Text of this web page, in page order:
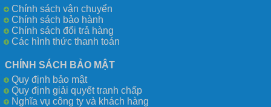
Chính sách vận chuyển
Chính sách bảo hành
Chính sách đổi trả hàng
Các hình thức thanh toán
CHÍNH SÁCH BẢO MẬT
Quy định bảo mật
Quy định giải quyết tranh chấp
Nghĩa vụ công ty và khách hàng